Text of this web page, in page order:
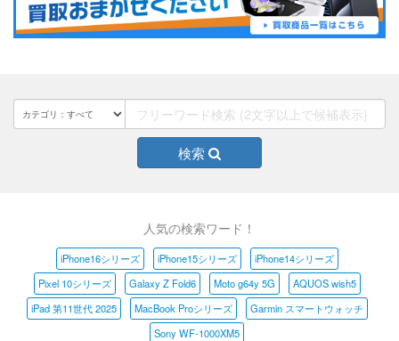
検索
人気の検索ワード！
iPhone16シリーズ iPhone15シリーズ
iPhone14シリーズ
Pixel 10シリーズ
Galaxy Z Fold6 Moto g64y 5G
AQUOS wish5
iPad 第11世代 2025
MacBook Proシリーズ
Garmin スマートウォッチ
Sony WF-1000XM5